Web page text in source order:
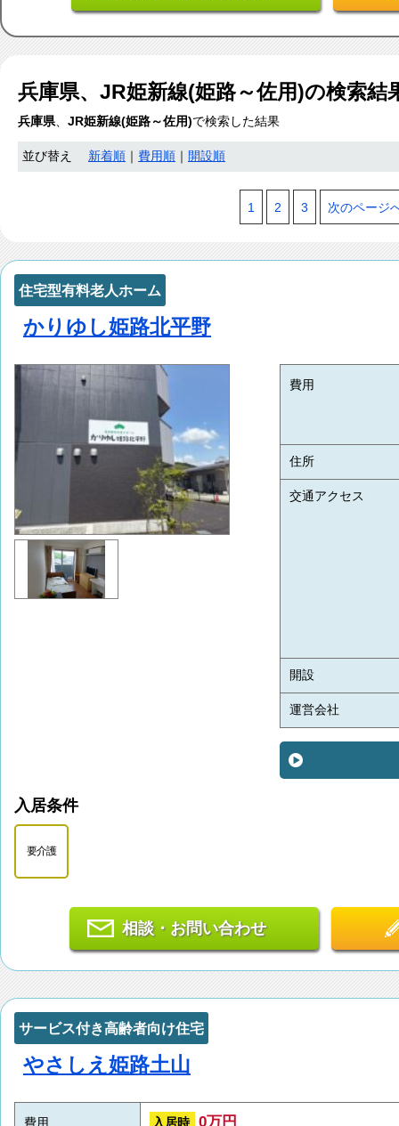
兵庫県、JR姫新線(姫路～佐用)の検索結
兵庫県、 JR姫新線(姫路～佐用)で検索した結果
並び替え 新着順 費用順 開設順
1 2 3 次のページ
住宅型有料老人ホーム
かりゆし姫路北平野
費用
住所
交通アクセス
開設
運営会社
入居条件
要介護
相談・お問い合わせ
サービス付き高齢者向け住宅
やさしえ姫路土山
費用 入居時 0万円